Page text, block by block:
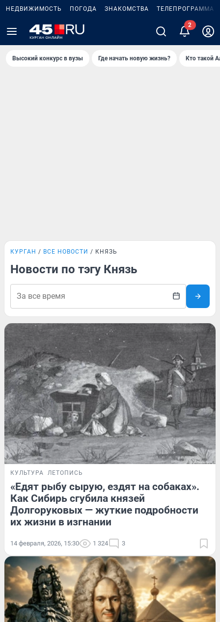
НЕДВИЖИМОСТЬ ПОГОДА ЗНАКОМСТВА ТЕЛЕПРОГРАММА
Высокий конкурс в вузы Где начать новую жизнь? Кто такой
КУРГАН ВСЕ НОВОСТИ КНЯЗЬ
Новости по тэгу Князь
КУЛЬТУРА ЛЕТОПИСЬ
«Едят рыбу сырую, ездят на собаках».
Как Сибирь сгубила князей
Долгоруковых — жуткие подробности
их жизни в изгнании
14 февраля, 2026, 15:30 1 324 3